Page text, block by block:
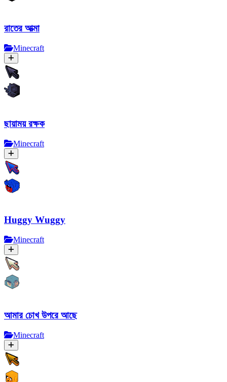
রাতের আত্মা
Minecraft
ছায়াময় রক্ষক
Minecraft
Huggy Wuggy
Minecraft
আমার চোখ উপরে আছে
Minecraft